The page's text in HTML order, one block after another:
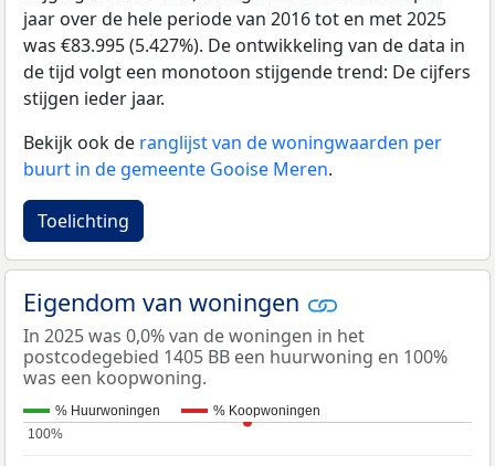
jaar over de hele periode van 2016 tot en met 2025
was €83.995 (5.427%). De ontwikkeling van de data in
de tijd volgt een monotoon stijgende trend: De cijfers
stijgen ieder jaar.
Bekijk ook de ranglijst van de woningwaarden per
buurt in de gemeente Gooise Meren.
Toelichting
Eigendom van woningen
In 2025 was 0,0% van de woningen in het
postcodegebied 1405 BB een huurwoning en 100%
was een koopwoning.
% Huurwoningen
% Koopwoningen
100%
100%